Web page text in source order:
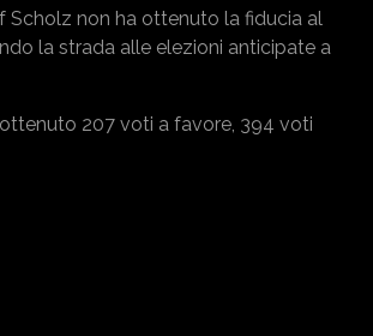
Scholz non ha ottenuto la fiducia al
la strada alle elezioni anticipate a
207 voti a favore, 394 voti